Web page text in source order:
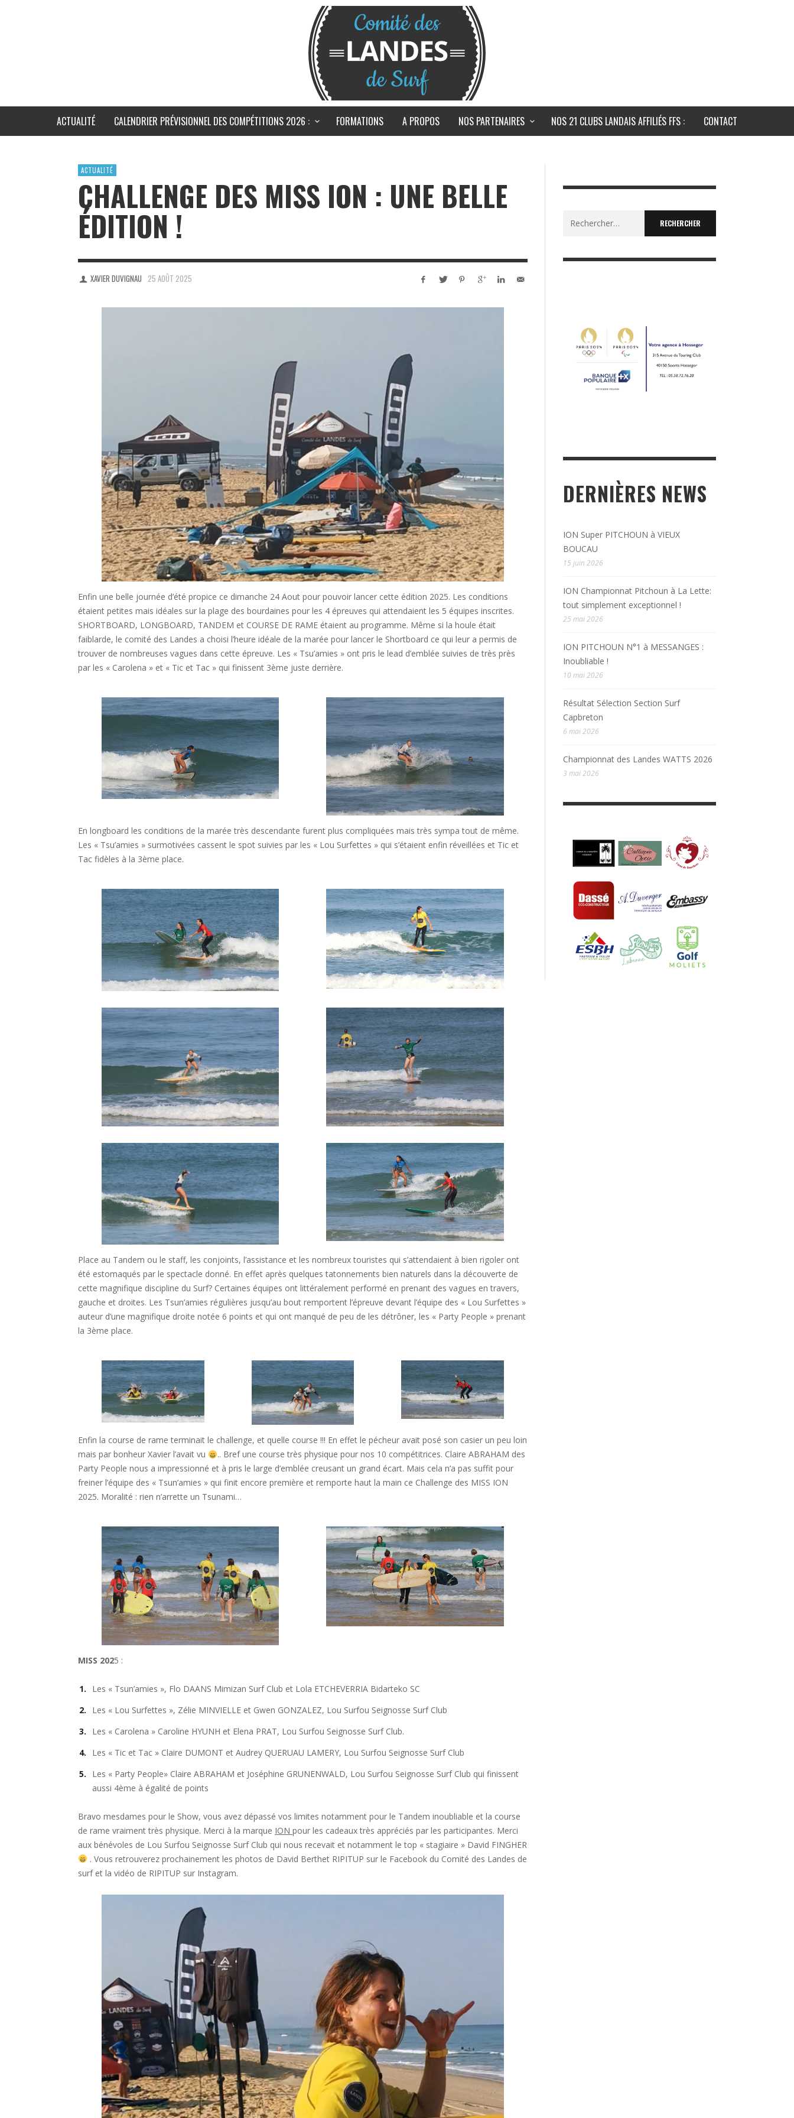
ACTUALITÉ CALENDRIER PRÉVISIONNEL DES COMPÉTITIONS 2026 : FORMATIONS A PROPOS NOS PARTENAIRES NOS 21 CLUBS LANDAIS AFFILIÉS FFS : CONTACT
ACTUALITÉ
CHALLENGE DES MISS ION : UNE BELLE
ÉDITION !
XAVIER DUVIGNAU 25 AOÛT 2025
Enfin une belle journée d’été propice ce dimanche 24 Aout pour pouvoir lancer cette édition 2025. Les conditions
étaient petites mais idéales sur la plage des bourdaines pour les 4 épreuves qui attendaient les 5 équipes inscrites.
SHORTBOARD, LONGBOARD, TANDEM et COURSE DE RAME étaient au programme. Même si la houle était
faiblarde, le comité des Landes a choisi l’heure idéale de la marée pour lancer le Shortboard ce qui leur a permis de
trouver de nombreuses vagues dans cette épreuve. Les « Tsu’amies » ont pris le lead d’emblée suivies de très près
par les « Carolena » et « Tic et Tac » qui finissent 3ème juste derrière.
En longboard les conditions de la marée très descendante furent plus compliquées mais très sympa tout de même.
Les « Tsu’amies » surmotivées cassent le spot suivies par les « Lou Surfettes » qui s’étaient enfin réveillées et Tic et
Tac fidèles à la 3ème place.
Place au Tandem ou le staff, les conjoints, l’assistance et les nombreux touristes qui s’attendaient à bien rigoler ont
été estomaqués par le spectacle donné. En effet après quelques tatonnements bien naturels dans la découverte de
cette magnifique discipline du Surf? Certaines équipes ont littéralement performé en prenant des vagues en travers,
gauche et droites. Les Tsun’amies régulières jusqu’au bout remportent l’épreuve devant l’équipe des « Lou Surfettes »
auteur d’une magnifique droite notée 6 points et qui ont manqué de peu de les détrôner, les « Party People » prenant
la 3ème place.
Enfin la course de rame terminait le challenge, et quelle course !!! En effet le pécheur avait posé son casier un peu loin
mais par bonheur Xavier l’avait vu
.. Bref une course très physique pour nos 10 compétitrices. Claire ABRAHAM des
Party People nous a impressionné et à pris le large d’emblée creusant un grand écart. Mais cela n’a pas suffit pour
freiner l’équipe des « Tsun’amies » qui finit encore première et remporte haut la main ce Challenge des MISS ION
2025. Moralité : rien n’arrette un Tsunami…
MISS 2025 :
Les « Tsun’amies », Flo DAANS Mimizan Surf Club et Lola ETCHEVERRIA Bidarteko SC
Les « Lou Surfettes », Zélie MINVIELLE et Gwen GONZALEZ, Lou Surfou Seignosse Surf Club
Les « Carolena » Caroline HYUNH et Elena PRAT, Lou Surfou Seignosse Surf Club.
Les « Tic et Tac » Claire DUMONT et Audrey QUERUAU LAMERY, Lou Surfou Seignosse Surf Club
Les « Party People» Claire ABRAHAM et Joséphine GRUNENWALD, Lou Surfou Seignosse Surf Club qui finissent
aussi 4ème à égalité de points
Bravo mesdames pour le Show, vous avez dépassé vos limites notamment pour le Tandem inoubliable et la course
de rame vraiment très physique. Merci à la marque ION pour les cadeaux très appréciés par les participantes. Merci
aux bénévoles de Lou Surfou Seignosse Surf Club qui nous recevait et notamment le top « stagiaire » David FINGHER
. Vous retrouverez prochainement les photos de David Berthet RIPITUP sur le Facebook du Comité des Landes de
surf et la vidéo de RIPITUP sur Instagram.
DERNIÈRES NEWS
ION Super PITCHOUN à VIEUX
BOUCAU
15 juin 2026
ION Championnat Pitchoun à La Lette:
tout simplement exceptionnel !
25 mai 2026
ION PITCHOUN N°1 à MESSANGES :
Inoubliable !
10 mai 2026
Résultat Sélection Section Surf
Capbreton
6 mai 2026
Championnat des Landes WATTS 2026
3 mai 2026